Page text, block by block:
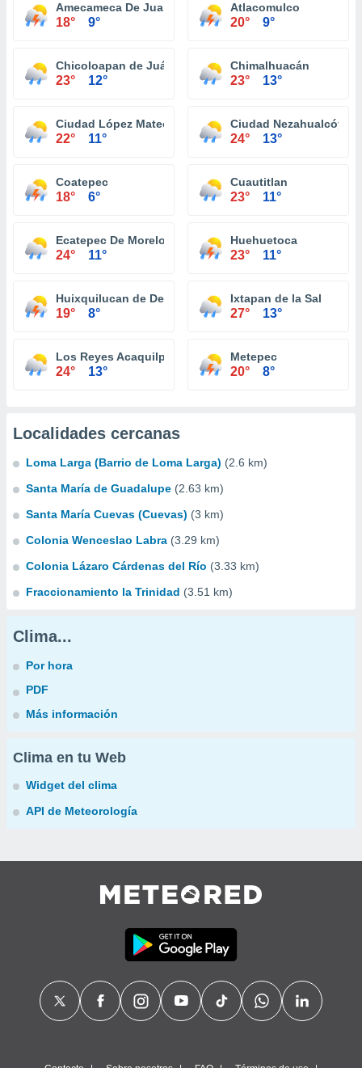
Amecameca De Juarez
18° 9°
Atlacomulco
20° 9°
Chicoloapan de Juárez
23° 12°
Chimalhuacán
23° 13°
Ciudad López Mateos
22° 11°
Ciudad Nezahualcóyotl
24° 13°
Coatepec
18° 6°
Cuautitlan
23° 11°
Ecatepec De Morelos
24° 11°
Huehuetoca
23° 11°
Huixquilucan de Degollado
19° 8°
Ixtapan de la Sal
27° 13°
Los Reyes Acaquilpan
24° 13°
Metepec
20° 8°
Localidades cercanas
Loma Larga (Barrio de Loma Larga) (2.6 km)
Santa María de Guadalupe (2.63 km)
Santa María Cuevas (Cuevas) (3 km)
Colonia Wenceslao Labra (3.29 km)
Colonia Lázaro Cárdenas del Río (3.33 km)
Fraccionamiento la Trinidad (3.51 km)
Clima...
Por hora
PDF
Más información
Clima en tu Web
Widget del clima
API de Meteorología